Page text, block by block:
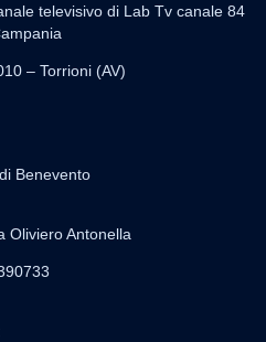
televisivo di Lab Tv canale 84
– Torrioni (AV)
Benevento
Oliviero Antonella